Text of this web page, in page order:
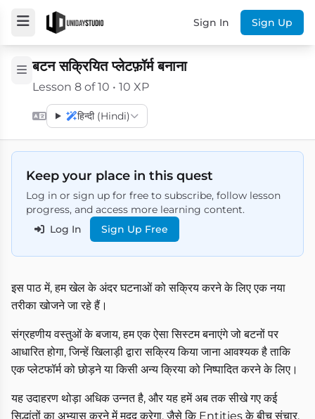
Sign In Sign Up
बटन सक्रियित प्लेटफ़ॉर्म बनाना
Lesson 8 of 10 • 10 XP
हिन्दी (Hindi)
Keep your place in this quest
Log in or sign up for free to subscribe, follow lesson
progress, and access more learning content.
Log In
Sign Up Free
इस पाठ में, हम खेल के अंदर घटनाओं को सक्रिय करने के लिए एक नया
तरीका खोजने जा रहे हैं।
संग्रहणीय वस्तुओं के बजाय, हम एक ऐसा सिस्टम बनाएंगे जो बटनों पर
आधारित होगा, जिन्हें खिलाड़ी द्वारा सक्रिय किया जाना आवश्यक है ताकि
एक प्लेटफॉर्म को छोड़ने या किसी अन्य क्रिया को निष्पादित करने के लिए।
यह उदाहरण थोड़ा अधिक उन्नत है, और यह हमें अब तक सीखे गए कई
सिद्धांतों का अभ्यास करने में मदद करेगा, जैसे कि Entities के बीच संचार,